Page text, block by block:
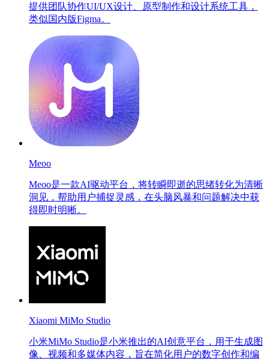
提供团队协作UI/UX设计、原型制作和设计系统工具，
类似国内版Figma。
Meoo
Meoo是一款AI驱动平台，将转瞬即逝的思绪转化为清晰
洞见，帮助用户捕捉灵感，在头脑风暴和问题解决中获
得即时明晰。
Xiaomi MiMo Studio
小米MiMo Studio是小米推出的AI创意平台，用于生成图
像、视频和多媒体内容，旨在简化用户的数字创作和编